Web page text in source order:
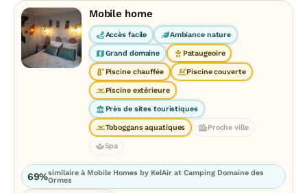
Mobile home
Accès facile Ambiance nature
Grand domaine Pataugeoire
Piscine chauffée Piscine couverte
Piscine extérieure
Près de sites touristiques
Toboggans aquatiques Proche ville
Spa
69%similaire à Mobile Homes by KelAir at Camping Domaine des
Ormes